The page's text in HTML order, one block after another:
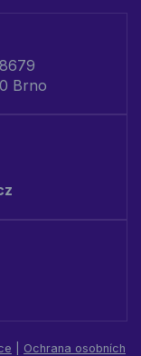
Brno
Ochrana osobních